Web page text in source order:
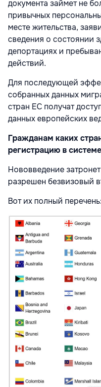
документа займет не
привычных
месте жительства,
сведения о состоянии
депортациях и
действий.
Для последующей
собранных данных
стран ЕС получат
данных европейских
Гражданам каких
регистрацию в
Нововведение
разрешен безвизовый
Вот их полный перечень: